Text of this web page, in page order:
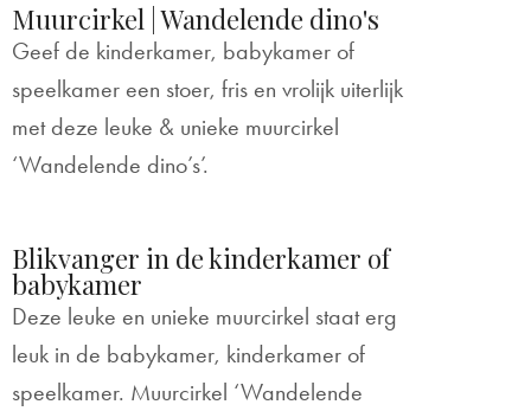
⌀ 140 cm
Muurcirkel | Wandelende dino's
Geef de kinderkamer, babykamer of
speelkamer een stoer, fris en vrolijk uiterlijk
met deze leuke & unieke muurcirkel
‘Wandelende dino’s’.
Blikvanger in de kinderkamer of
babykamer
Deze leuke en unieke muurcirkel staat erg
leuk in de babykamer, kinderkamer of
speelkamer. Muurcirkel ‘Wandelende